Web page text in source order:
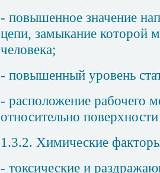
- повышенное значение
цепи, замыкание которой
человека;
- повышенный уровень
- расположение рабочего
относительно
1.3.2. Химические
- токсические и